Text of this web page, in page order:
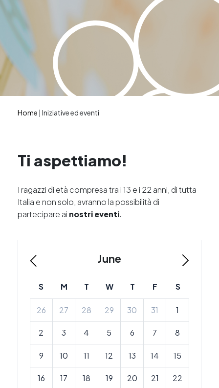
Home | Iniziative ed eventi
Ti aspettiamo!
I ragazzi di età compresa tra i 13 e i 22 anni, di tutta
Italia e non solo, avranno la possibilità di
partecipare ai nostri eventi.
June
S M T W T F S
26 27 28 29 30 31 1
2 3 4 5 6 7 8
9 10 11 12 13 14 15
16 17 18 19 20 21 22